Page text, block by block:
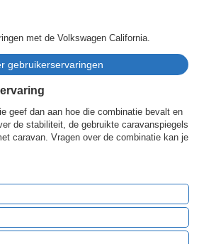
met de Volkswagen California.
geef dan aan hoe die combinatie bevalt en
de stabiliteit, de gebruikte caravanspiegels
caravan. Vragen over de combinatie kan je